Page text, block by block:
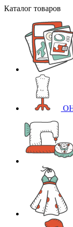
Каталог товаров